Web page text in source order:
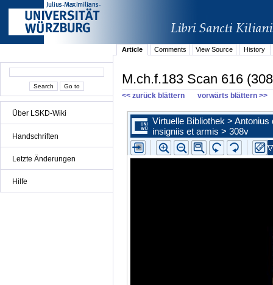
Über LSKD-Wiki
Handschriften
Letzte Änderungen
Hilfe
Article Comments View Source History
M.ch.f.183 Scan 616
<< zurück blättern vorwärts blättern >>